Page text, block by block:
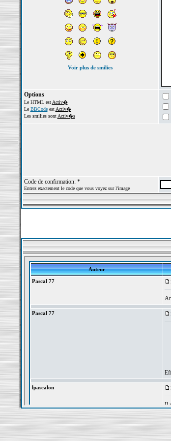
Voir plus de smilies
Options
Le HTML est Activ�
Le BBCodeest Activ�
Les smilies sont Activ�s
Code de confirmation: *
Entrez exactement le code que vous voyez sur l'image